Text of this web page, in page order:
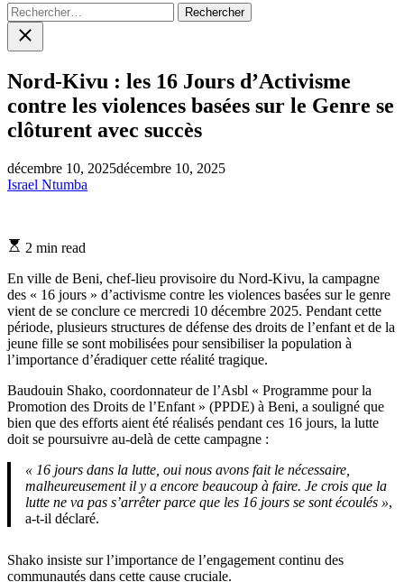
Rechercher :
Close
search
Nord-Kivu : les 16 Jours d’Activisme
contre les violences basées sur le Genre se
clôturent avec succès
décembre 10, 2025décembre 10, 2025
Israel Ntumba
Estimated
time
2 min read
En ville de Beni, chef-lieu provisoire du Nord-Kivu, la campagne
des « 16 jours » d’activisme contre les violences basées sur le genre
vient de se conclure ce mercredi 10 décembre 2025. Pendant cette
période, plusieurs structures de défense des droits de l’enfant et de la
jeune fille se sont mobilisées pour sensibiliser la population à
l’importance d’éradiquer cette réalité tragique.
Baudouin Shako, coordonnateur de l’Asbl « Programme pour la
Promotion des Droits de l’Enfant » (PPDE) à Beni, a souligné que
bien que des efforts aient été réalisés pendant ces 16 jours, la lutte
doit se poursuivre au-delà de cette campagne :
« 16 jours dans la lutte, oui nous avons fait le nécessaire,
malheureusement il y a encore beaucoup à faire. Je crois que la
lutte ne va pas s’arrêter parce que les 16 jours se sont écoulés »,
a-t-il déclaré.
Shako insiste sur l’importance de l’engagement continu des
communautés dans cette cause cruciale.